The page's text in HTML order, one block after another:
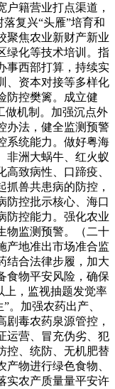
籍营业打点渠道，
复兴“头雁”培育和
聚焦农业新财产新业
绿化等技术培训。指
事西部打算，持续实
、资本对接等多样化
防控樊篱。成立健
做机制。加强沉点外
办法，健全监测预警
系统能力。做好粤海
非洲大蜗牛、红火蚁
致病性、口蹄疫、
兽共患病的防控，
防控批示核心、海口
防控能力。强化农业
物监测预警。（二十
产地准出市场准合监
结合法律步履，加大
食物平安风险，确保
上，监视抽题发觉率
。加强农药出产、
毒农药泉源管控，
运营、冒充伪劣、犯
控、统防、无机肥替
物进行绿色食物、
实农产质量量平安许